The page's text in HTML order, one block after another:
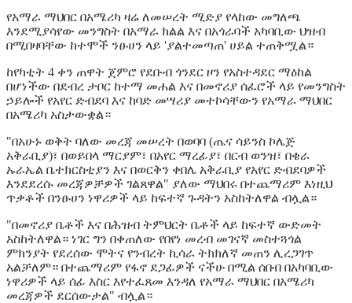
የአማራ ማህበር በአሜሪካ ዛሬ ለመሠረት ሚድያ የላከው መግለጫ
እንደሚያሳየው መንግስት በአማራ ክልል እና በአጎራባች አካባቢው ህዝብ
በሚበዛባቸው ከተሞች ንፁሀን ላይ 'ያልተመጣጠ' ሀይል ተጠቅሟል።
ከየካቲት 4 ቀን ጠዋት ጀምሮ የደቡብ ጎንደር ዞን የአስተዳደር ማዕከል
በሆነችው በደብረ ታቦር ከተማ መሐል እና በመኖሪያ ሰፈሮች ላይ የመንግስት
ኃይሎች የአየር ድብደባ እና ከባድ መሣሪያ መተኮሳቸውን የአማራ ማህበር
በአሜሪካ አስታውቋል።
"በአሁኑ ወቅት ባለው መረጃ መሠረት በወባባ (ጤና ሳይንስ ኮሌጅ
አቅራቢያ)፣ በወይበላ ማርያም፣ በአየር ማረፊያ፣ በርብ ወንዝ፣ በቄራ
ኡራኤል ቤተክርስቲያን እና በወርቅን ቀበሌ አቅራቢያ የአየር ድብደባዎች
እንደደረሱ መረጃዎቻዎች ገልጸዋል" ያለው ማህበሩ በተጨማሪም እነዚህ
ጥቃቶች በንፁሀን ነዋሪዎች ላይ ከፍተኛ ጉዳትን አስከትለዋል ብሏል።
"በመኖሪያ ቤቶች እና በሕዝብ ትምህርት ቤቶች ላይ ከፍተኛ ውድመት
አስከትለዋል። ነገር ግን በቀጠለው የበየነ መረብ መገናኛ መስተጓጎል
ምክንያት የደረሰው ሞትና የንብረት ኪሳራ ትክክለኛ መጠን ሊረጋገጥ
አልቻለም። በተጨማሪም የፋኖ ደጋፊዎች ናችሁ በሚል ሰበብ በአካባቢው
ነዋሪዎች ላይ ሰፊ እስር እየተፈጸመ እንዳለ የአማራ ማህበር በአሜሪካ
መረጃዎች ደርሰውታል" ብሏል።